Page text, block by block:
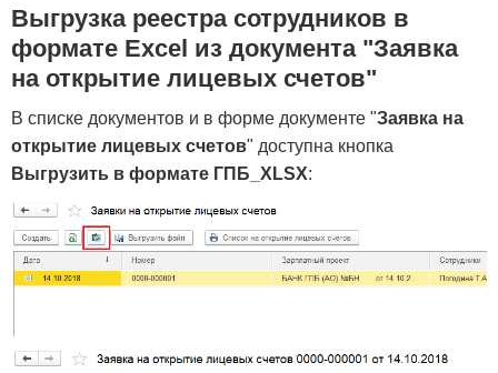
Выгрузка реестра сотрудников в
формате Excel из документа "Заявка
на открытие лицевых счетов"
В списке документов и в форме документе "Заявка на
открытие лицевых счетов" доступна кнопка
Выгрузить в формате ГПБ_XLSX: